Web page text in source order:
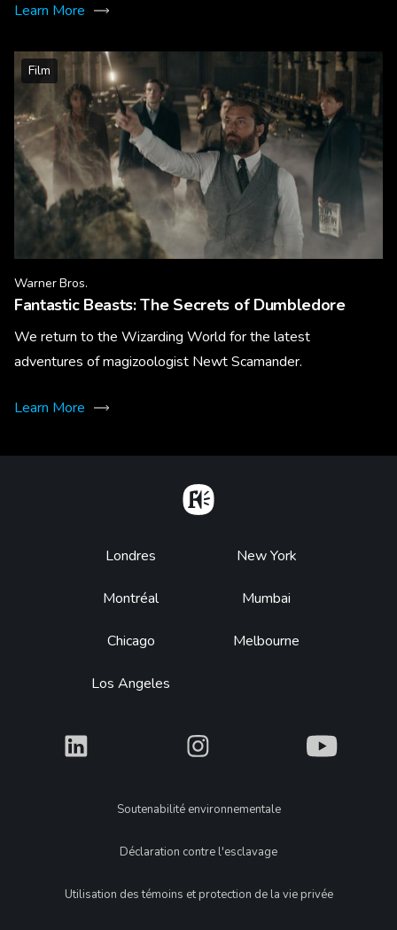
Learn More
Film
Warner Bros.
Fantastic Beasts: The Secrets of Dumbledore
We return to the Wizarding World for the latest
adventures of magizoologist Newt Scamander.
Learn More
Footer
Londres
Montréal
Chicago
Los Angeles
New York
Mumbai
Melbourne
What What What
LegalSoutenabilité environnementale
Déclaration contre l'esclavage
Utilisation des témoins et protection de la vie privée